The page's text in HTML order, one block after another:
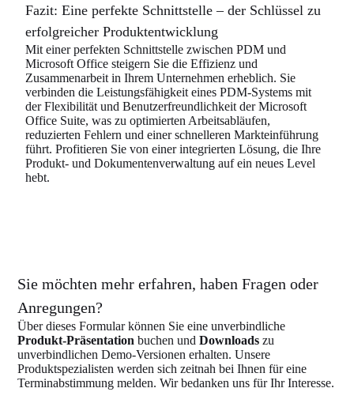
Fazit: Eine perfekte Schnittstelle – der Schlüssel zu
erfolgreicher Produktentwicklung
Mit einer perfekten Schnittstelle zwischen PDM und
Microsoft Office steigern Sie die Effizienz und
Zusammenarbeit in Ihrem Unternehmen erheblich. Sie
verbinden die Leistungsfähigkeit eines PDM-Systems mit
der Flexibilität und Benutzerfreundlichkeit der Microsoft
Office Suite, was zu optimierten Arbeitsabläufen,
reduzierten Fehlern und einer schnelleren Markteinführung
führt. Profitieren Sie von einer integrierten Lösung, die Ihre
Produkt- und Dokumentenverwaltung auf ein neues Level
hebt.
Sie möchten mehr erfahren, haben Fragen oder
Anregungen?
Über dieses Formular können Sie eine unverbindliche
Produkt-Präsentation buchen undDownloadszu
unverbindlichen Demo-Versionen erhalten. Unsere
Produktspezialisten werden sich zeitnah bei Ihnen für eine
Terminabstimmung melden. Wir bedanken uns für Ihr Interesse.